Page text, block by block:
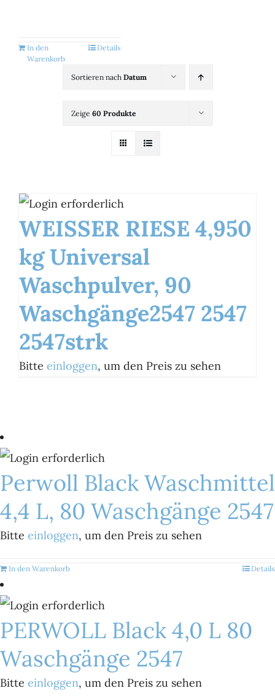
Brands
B2B-Shop
Sortieren nach Datum
Zeige 60 Produkte
WEISSER RIESE 4,950
kg Universal
Waschpulver, 90
Waschgänge2547 2547
2547strk
Bitte einloggen, um den Preis zu sehen
In den
Warenkorb
Details
Perwoll Black Waschmittel
4,4 L, 80 Waschgänge 2547
Bitte einloggen, um den Preis zu sehen
In den Warenkorb Details
PERWOLL Black 4,0 L 80
Waschgänge 2547
Bitte einloggen, um den Preis zu sehen